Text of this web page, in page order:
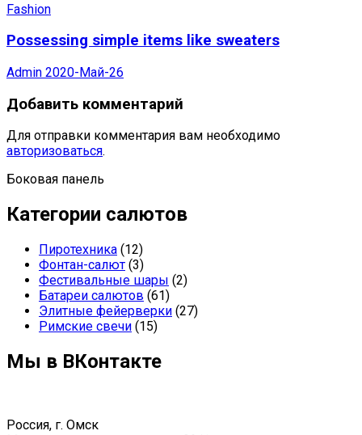
Fashion
Possessing simple items like sweaters
Admin 2020-Май-26
Добавить комментарий
Для отправки комментария вам необходимо
авторизоваться.
Боковая панель
Категории салютов
Пиротехника (12)
Фонтан-салют (3)
Фестивальные шары (2)
Батареи салютов (61)
Элитные фейерверки (27)
Римские свечи (15)
Мы в ВКонтакте
Россия, г. Омск